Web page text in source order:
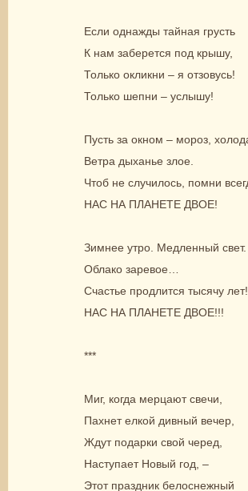
Если однажды тайная грусть
К нам заберется под крышу,
Только окликни – я отзовусь!
Только шепни – услышу!
Пусть за окном – мороз,
Ветра дыханье злое.
Чтоб не случилось, помни
НАС НА ПЛАНЕТЕ ДВОЕ!
Зимнее утро. Медленный свет.
Облако заревое…
Счастье продлится тысячу лет!
НАС НА ПЛАНЕТЕ ДВОЕ!!!
***
Миг, когда мерцают свечи,
Пахнет елкой дивный вечер,
Ждут подарки свой черед,
Наступает Новый год, –
Этот праздник белоснежный